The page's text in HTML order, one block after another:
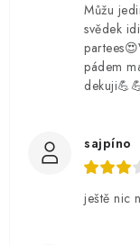
Můžu
svědek
pádem
sajpíno
ještě nic